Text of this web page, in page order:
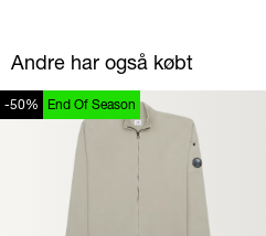
Andre har også købt
-50% End Of Season